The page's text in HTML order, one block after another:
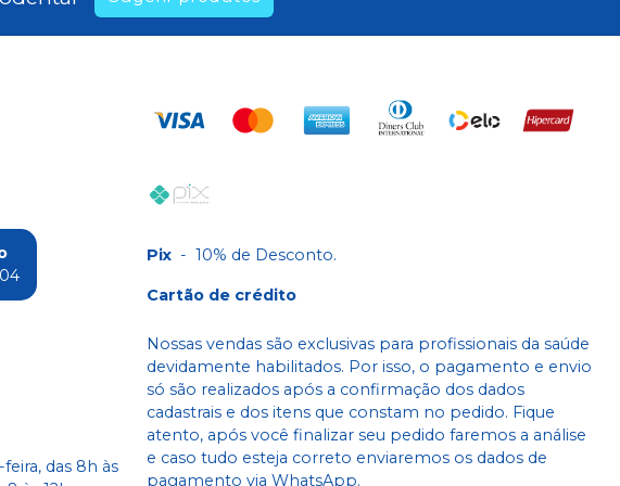
das 8h às
Pix - 10% de Desconto.
Cartão de crédito
Nossas vendas são exclusivas para profissionais da saúde
devidamente habilitados. Por isso, o pagamento e envio
só são realizados após a confirmação dos dados
cadastrais e dos itens que constam no pedido. Fique
atento, após você finalizar seu pedido faremos a análise
e caso tudo esteja correto enviaremos os dados de
pagamento via WhatsApp.